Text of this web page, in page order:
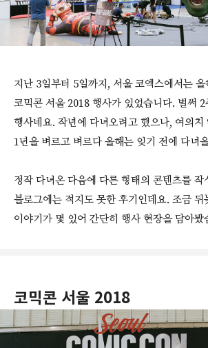
지난 3일부터 5일까지, 서울 코엑스에서는
코믹콘 서울 2018 행사가 있었습니다. 벌써
행사네요. 작년에 다녀오려고 했으나, 여의치
1년을 벼르고 벼르다 올해는 잊기 전에 다녀
정작 다녀온 다음에 다른 형태의 콘텐츠를 작
블로그에는 적지도 못한 후기인데요. 조금
이야기가 몇 있어 간단히 행사 현장을 담아봤
코믹콘 서울 2018